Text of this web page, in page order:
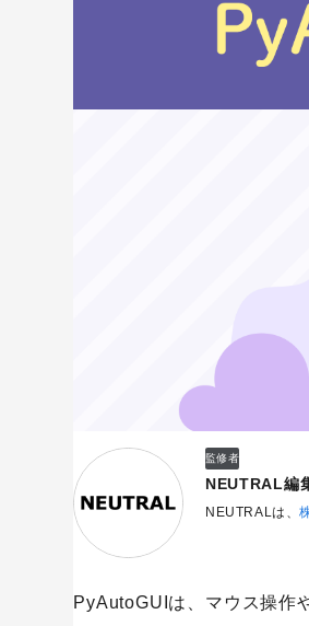
監修者
NEUTRAL編
NEUTRALは、
PyAutoGUIは、マウス操作